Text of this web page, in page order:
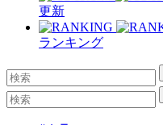
更新
ランキング